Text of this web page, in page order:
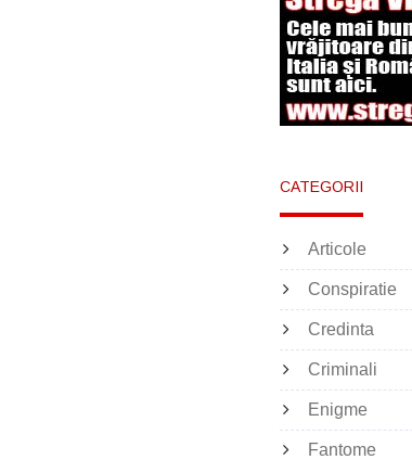
CATEGORII
Articole
Conspiratie
Credinta
Criminali
Enigme
Fantome